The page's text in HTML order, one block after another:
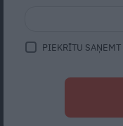
PIEKRĪTU